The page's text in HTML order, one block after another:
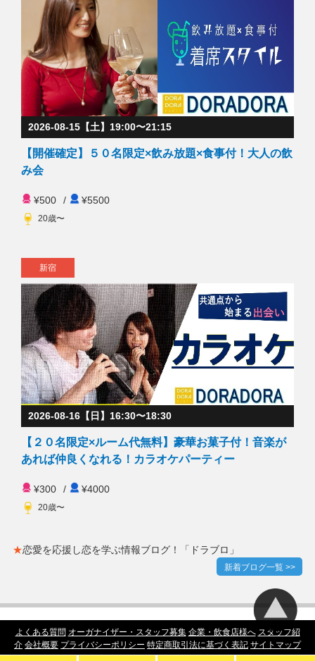
2026-08-15【土】19:00〜21:15
【開催確定】５０名限定×飲み放題×食事付！大人の飲
み会
¥500 / ¥5500
20歳〜
新宿
2026-08-16【日】16:30〜18:30
【２０名限定×ルーム代無料】豪華お菓子付！音楽が
あれば仲良くなれる！カラオケパーティー
¥300 / ¥4000
20歳〜
★恋愛を応援し恋を学ぶ情報ブログ！「ドラブロ」
新着ブログ一覧 >>
よくある質問 オーガナイザー・スタッフ募集 企業・飲食店様へ スタッフ紹
介 会社概要 プライバシーポリシー 特定商取引法に基づく表記 サイトマップ